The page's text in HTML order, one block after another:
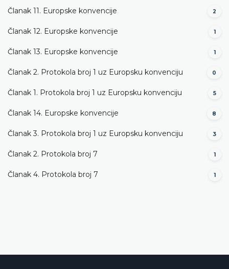
Članak 11. Europske konvencije 2
Članak 12. Europske konvencije 1
Članak 13. Europske konvencije 1
Članak 2. Protokola broj 1 uz Europsku konvenciju 0
Članak 1. Protokola broj 1 uz Europsku konvenciju 5
Članak 14. Europske konvencije 8
Članak 3. Protokola broj 1 uz Europsku konvenciju 3
Članak 2. Protokola broj 7 1
Članak 4. Protokola broj 7 1